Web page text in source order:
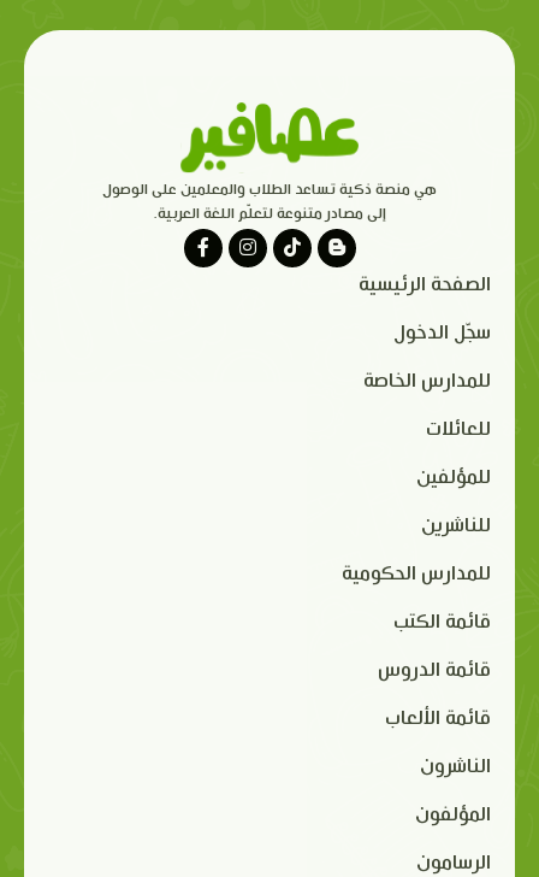
هي منصة ذكية تساعد الطلاب والمعلمين على الوصول
إلى مصادر متنوعة لتعلّم اللغة العربية.
الصفحة الرئيسية
سجّل الدخول
للمدارس الخاصة
للعائلات
للمؤلفين
للناشرين
للمدارس الحكومية
قائمة الكتب
قائمة الدروس
قائمة الألعاب
الناشرون
المؤلفون
الرسامون